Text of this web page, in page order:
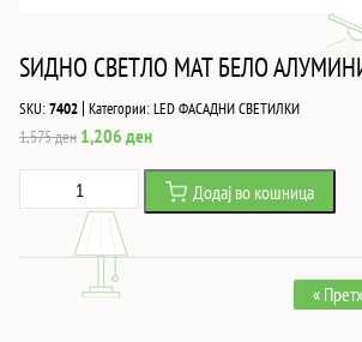
ЅИДНО СВЕТЛО MAT БЕЛО
SKU:7402 | Категории:LED ФАСАДНИ СВЕТИЛКИ
1,575ден Original
was:
1,575 ден.
1,206 денCurrent
price
1,206 ден.
СВЕТЛО
АЛУМИНИУМСКО
Додај во кошница
«